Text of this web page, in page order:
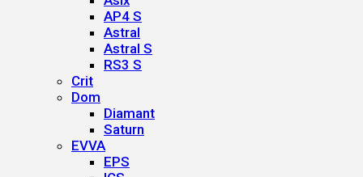
AP4 S
Astral
Astral S
RS3 S
Crit
Dom
Diamant
Saturn
EVVA
EPS